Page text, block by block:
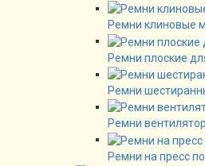
Ремни клиновые
Ремни плоские
Ремни
Ремни
Ремни на пресс